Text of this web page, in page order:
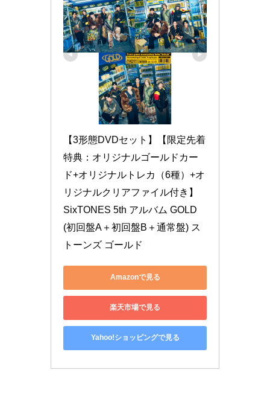
【3形態DVDセット】【限定先着
特典：オリジナルゴールドカー
ド+オリジナルトレカ（6種）+オ
リジナルクリアファイル付き】
SixTONES 5th アルバム GOLD
(初回盤A＋初回盤B＋通常盤) ス
トーンズ ゴールド
Amazonで見る
楽天市場で見る
Yahoo!ショッピングで見る